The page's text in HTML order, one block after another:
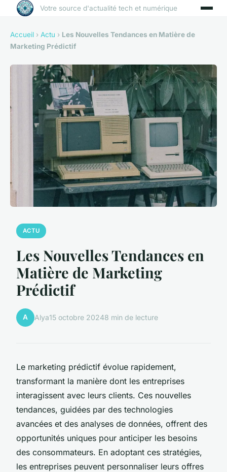
Votre source d'actualité tech et numérique
Accueil › Actu › Les Nouvelles Tendances en Matière de
Marketing Prédictif
ACTU
Les Nouvelles Tendances en
Matière de Marketing
Prédictif
A Alya15 octobre 20248 min de lecture
Le marketing prédictif évolue rapidement,
transformant la manière dont les entreprises
interagissent avec leurs clients. Ces nouvelles
tendances, guidées par des technologies
avancées et des analyses de données, offrent des
opportunités uniques pour anticiper les besoins
des consommateurs. En adoptant ces stratégies,
les entreprises peuvent personnaliser leurs offres